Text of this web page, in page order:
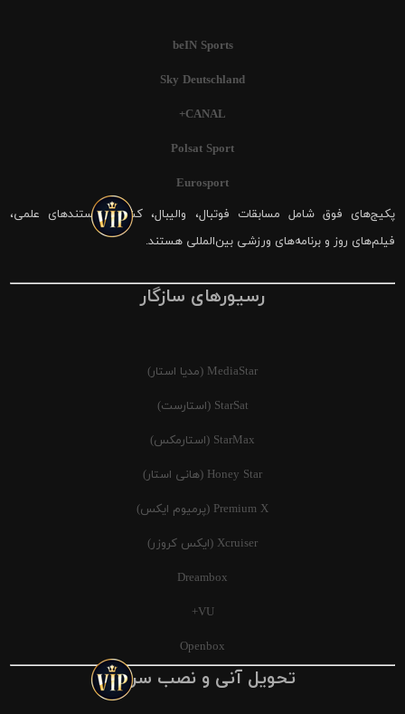
beIN Sports
Sky Deutschland
CANAL+
Polsat Sport
Eurosport
پکیج‌های فوق شامل مسابقات فوتبال، والیبال، کشتی، مستندهای علمی،
فیلم‌های روز و برنامه‌های ورزشی بین‌المللی هستند.
رسیورهای سازگار
MediaStar (مدیا استار)
StarSat (استارست)
StarMax (استارمکس)
Honey Star (هانی استار)
Premium X (پرمیوم ایکس)
Xcruiser (ایکس کروزر)
Dreambox
VU+
Openbox
تحویل آنی و نصب سریع